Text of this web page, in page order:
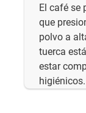
El café se
que
polvo a
tuerca
estar